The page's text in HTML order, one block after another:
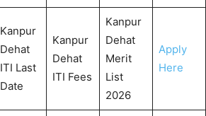
Kanpur
Dehat
ITI Last
Date
Kanpur
Dehat
ITI Fees
Kanpur
Dehat
Merit
List
2026
Apply
Here